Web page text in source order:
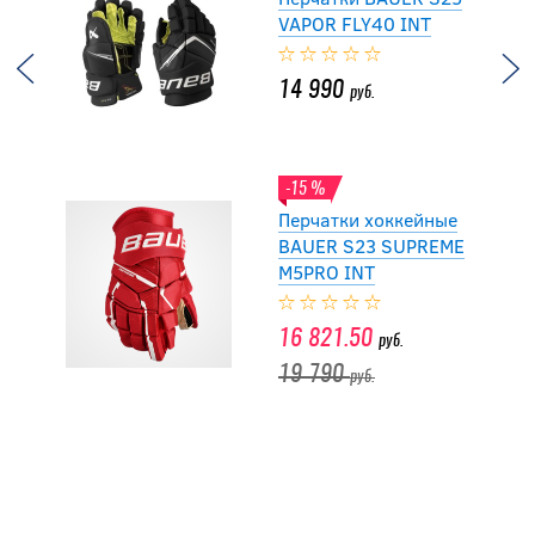
VAPOR FLY40 INT
14 990 руб.
-15 %
Перчатки хоккейные
BAUER S23 SUPREME
M5PRO INT
16 821.50 руб.
19 790руб.